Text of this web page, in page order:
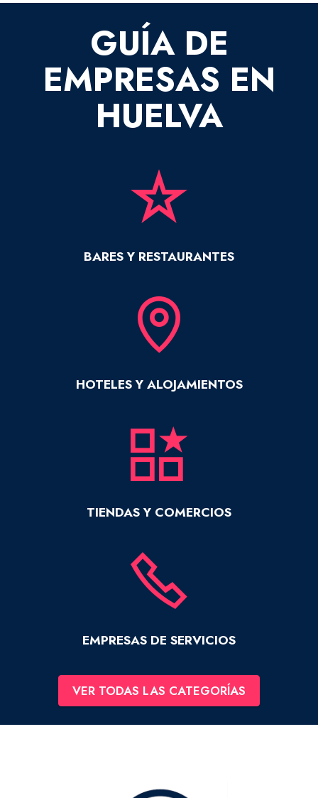
GUÍA DE
EMPRESAS EN
HUELVA
BARES Y RESTAURANTES
HOTELES Y ALOJAMIENTOS
TIENDAS Y COMERCIOS
EMPRESAS DE SERVICIOS
VER TODAS LAS CATEGORÍAS